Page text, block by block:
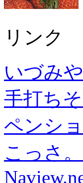
リンク
いづみ
手打ち
ペンシ
こっさ